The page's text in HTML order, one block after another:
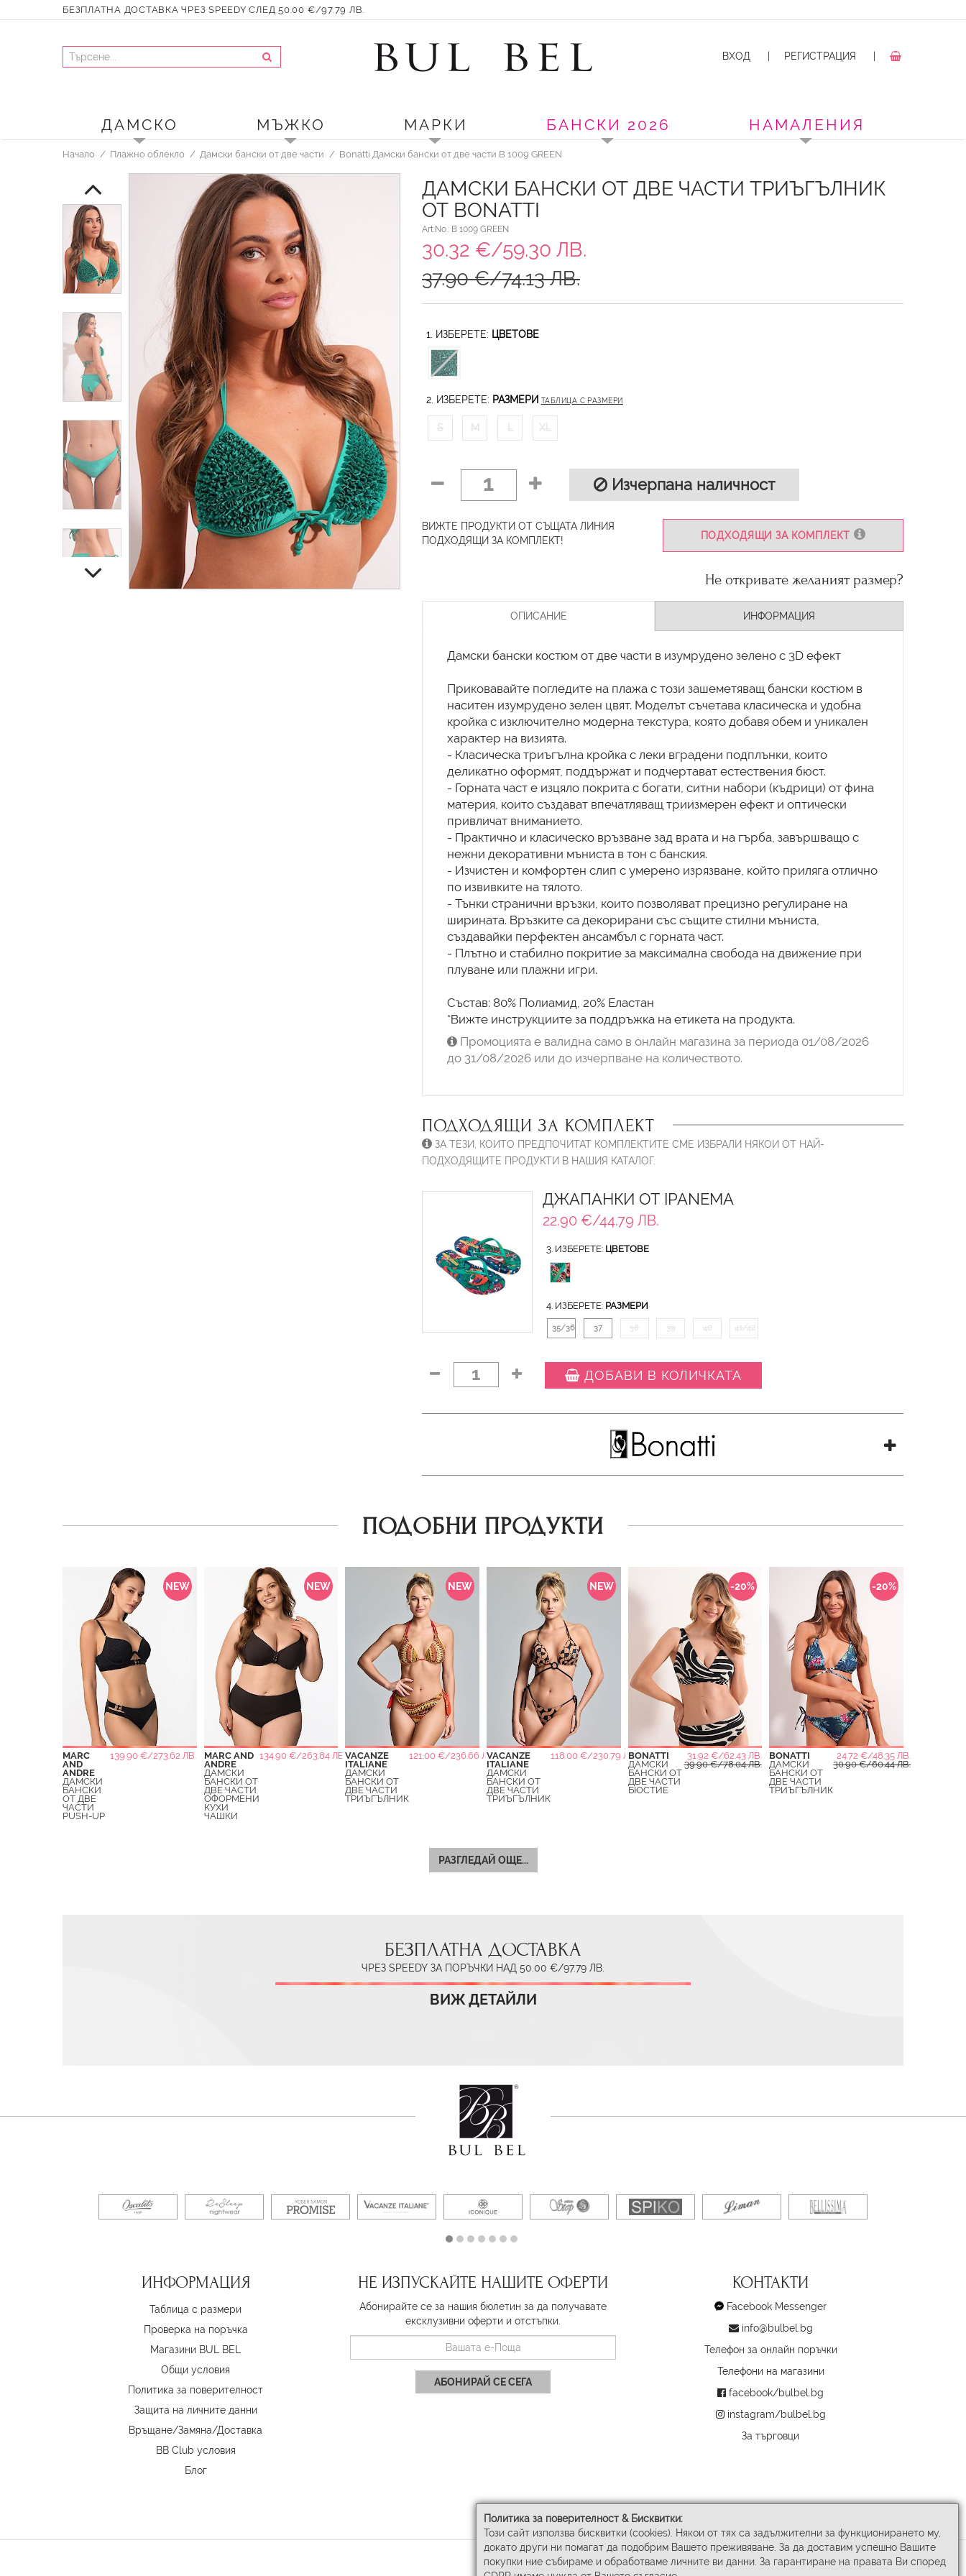
Политика за поверителност & Бисквитки:
Този сайт използва бисквитки (cookies). Някои от тях са задължителни за функционирането му,
докато други ни помагат да подобрим Вашето преживяване. За да доставим успешно Вашите
покупки ние събираме и обработваме личните ви данни. За гарантиране на правата Ви според
БЕЗПЛАТНА ДОСТАВКА ЧРЕЗ SPEEDY СЛЕД 50.00 €/97.79 ЛВ.
ВХОД РЕГИСТРАЦИЯ
ДАМСКО МЪЖКО МАРКИ БАНСКИ 2026 НАМАЛЕНИЯ
Начало Плажно облекло Дамски бански от две части Bonatti Дамски бански от две части B 1009 GREEN
ДАМСКИ БАНСКИ ОТ ДВЕ ЧАСТИ ТРИЪГЪЛНИК
ОТ BONATTI
Art.No.: B 1009 GREEN
30.32 €/59.30 ЛВ.
37.90 €/74.13 ЛВ.
1. ИЗБЕРЕТЕ: ЦВЕТОВЕ
2. ИЗБЕРЕТЕ: РАЗМЕРИ ТАБЛИЦА С РАЗМЕРИ
S M L XL
1 Изчерпана наличност
ПОДХОДЯЩИ ЗА КОМПЛЕКТ
ВИЖТЕ ПРОДУКТИ ОТ СЪЩАТА ЛИНИЯ
ПОДХОДЯЩИ ЗА КОМПЛЕКТ!
Не откривате желаният размер?
ОПИСАНИЕ ИНФОРМАЦИЯ
Дамски бански костюм от две части в изумрудено зелено с 3D ефект
Приковавайте погледите на плажа с този зашеметяващ бански костюм в
наситен изумрудено зелен цвят. Моделът съчетава класическа и удобна
кройка с изключително модерна текстура, която добавя обем и уникален
характер на визията.
- Класическа триъгълна кройка с леки вградени подплънки, които
деликатно оформят, поддържат и подчертават естествения бюст.
- Горната част е изцяло покрита с богати, ситни набори (къдрици) от фина
материя, които създават впечатляващ триизмерен ефект и оптически
привличат вниманието.
- Практично и класическо връзване зад врата и на гърба, завършващо с
нежни декоративни мъниста в тон с банския.
- Изчистен и комфортен слип с умерено изрязване, който приляга отлично
по извивките на тялото.
- Тънки странични връзки, които позволяват прецизно регулиране на
ширината. Връзките са декорирани със същите стилни мъниста,
създавайки перфектен ансамбъл с горната част.
- Плътно и стабилно покритие за максимална свобода на движение при
плуване или плажни игри.
Състав: 80% Полиамид, 20% Еластан
Промоцията е валидна само в онлайн магазина за периода 01/08/2026
до 31/08/2026 или до изчерпване на количеството.
ПОДХОДЯЩИ ЗА КОМПЛЕКТ
ЗА ТЕЗИ, КОИТО ПРЕДПОЧИТАТ КОМПЛЕКТИТЕ СМЕ ИЗБРАЛИ НЯКОИ ОТ НАЙ-
ПОДХОДЯЩИТЕ ПРОДУКТИ В НАШИЯ КАТАЛОГ.
ДЖАПАНКИ ОТ IPANEMA
22.90 €/44.79 ЛВ.
3. ИЗБЕРЕТЕ: ЦВЕТОВЕ
4. ИЗБЕРЕТЕ: РАЗМЕРИ
35/36 37 38 39 40 41/42
1 ДОБАВИ В КОЛИЧКАТА
ПОДОБНИ ПРОДУКТИ
NEW
MARC
AND
ANDRE
139.90 €/273.62 ЛВ.
ДАМСКИ
БАНСКИ
ОТ ДВЕ
ЧАСТИ
PUSH-UP
NEW
MARC AND
ANDRE
134.90 €/263.84 ЛВ.
ДАМСКИ
БАНСКИ ОТ
ДВЕ ЧАСТИ
ОФОРМЕНИ
КУХИ
ЧАШКИ
NEW
VACANZE
ITALIANE
121.00 €/236.66 ЛВ.
ДАМСКИ
БАНСКИ ОТ
ДВЕ ЧАСТИ
ТРИЪГЪЛНИК
NEW
VACANZE
ITALIANE
118.00 €/230.79 ЛВ.
ДАМСКИ
БАНСКИ ОТ
ДВЕ ЧАСТИ
ТРИЪГЪЛНИК
-20%
BONATTI
31.92 €/62.43 ЛВ.
ДАМСКИ
БАНСКИ ОТ
ДВЕ ЧАСТИ
БЮСТИЕ
39.90 €/78.04 ЛВ.
-20%
BONATTI
24.72 €/48.35 ЛВ.
ДАМСКИ
БАНСКИ ОТ
ДВЕ ЧАСТИ
ТРИЪГЪЛНИК
30.90 €/60.44 ЛВ.
РАЗГЛЕДАЙ ОЩЕ...
БЕЗПЛАТНА ДОСТАВКА
ЧРЕЗ SPEEDY ЗА ПОРЪЧКИ НАД 50.00 €/97.79 ЛВ.
ВИЖ ДЕТАЙЛИ
ИНФОРМАЦИЯ
Таблица с размери
Проверка на поръчка
Магазини BUL BEL
Oбщи условия
Политика за поверителност
Защита на личните данни
Връщане/Замяна/Доставка
BB Club условия
Блог
НЕ ИЗПУСКАЙТЕ НАШИТЕ ОФЕРТИ
Абонирайте се за нашия бюлетин за да получавате
ексклузивни оферти и отстъпки.
АБОНИРАЙ СЕ СЕГА
КОНТАКТИ
Facebook Messenger
info@bulbel.bg
Телефон за онлайн поръчки
Телефони на магазини
facebook/bulbel.bg
instagram/bulbel.bg
За търговци